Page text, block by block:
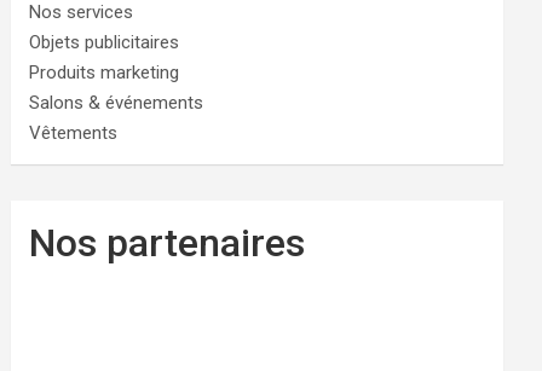
Nos services
Objets publicitaires
Produits marketing
Salons & événements
Vêtements
Nos partenaires